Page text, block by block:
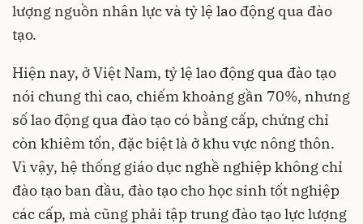
lượng nguồn nhân lực và tỷ lệ lao động qua đào
tạo.
Hiện nay, ở Việt Nam, tỷ lệ lao động qua đào tạo
nói chung thì cao, chiếm khoảng gần 70%, nhưng
số lao động qua đào tạo có bằng cấp, chứng chỉ
còn khiêm tốn, đặc biệt là ở khu vực nông thôn.
Vì vậy, hệ thống giáo dục nghề nghiệp không chỉ
đào tạo ban đầu, đào tạo cho học sinh tốt nghiệp
các cấp, mà cũng phải tập trung đào tạo lực lượng